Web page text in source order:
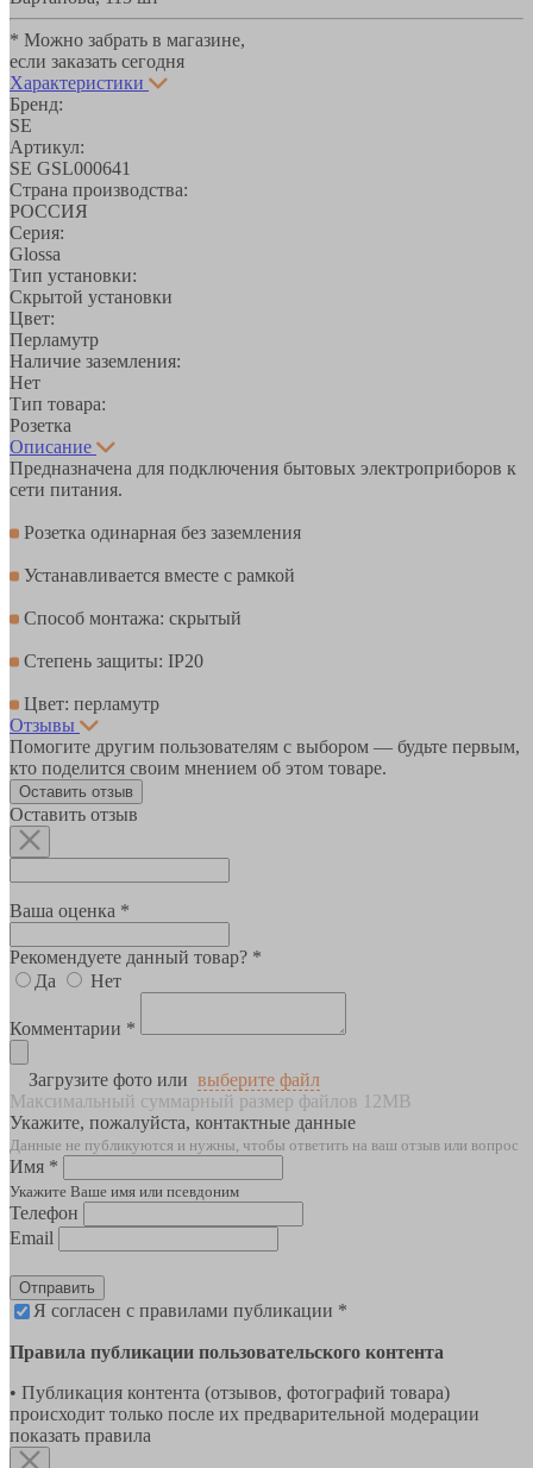
* Можно забрать в магазине,
если заказать сегодня
Характеристики
Бренд:
SE
Артикул:
SE GSL000641
Страна производства:
РОССИЯ
Серия:
Glossa
Тип установки:
Скрытой установки
Цвет:
Перламутр
Наличие заземления:
Нет
Тип товара:
Розетка
Описание
Предназначена для подключения бытовых электроприборов к
сети питания.
Розетка одинарная без заземления
Устанавливается вместе с рамкой
Способ монтажа: скрытый
Степень защиты: IP20
Цвет: перламутр
Отзывы
Помогите другим пользователям с выбором — будьте первым,
кто поделится своим мнением об этом товаре.
Оставить отзыв
Оставить отзыв
Ваша оценка *
Рекомендуете данный товар? *
Да
Нет
Комментарии *
Загрузите фото или выберите файл
Максимальный суммарный размер файлов 12MB
Укажите, пожалуйста, контактные данные
Данные не публикуются и нужны, чтобы ответить на ваш отзыв или вопрос
Имя *
Укажите Ваше имя или псевдоним
Телефон
Email
Отправить
Я согласен с правилами публикации *
Правила публикации пользовательского контента
• Публикация контента (отзывов, фотографий товара)
происходит только после их предварительной модерации
показать правила